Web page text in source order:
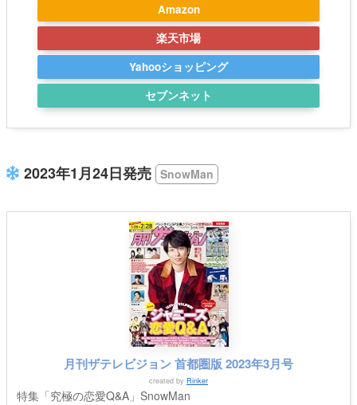
Amazon
楽天市場
Yahooショッピング
セブンネット
2023年1月24日発売 SnowMan
月刊ザテレビジョン 首都圏版 2023年3月号
created by Rinker
特集「究極の恋愛Q&A」SnowMan